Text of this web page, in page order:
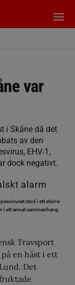
var
i Skåne då det
av den
EHV-1,
dock negativt.
stod i ett större
ett annat sammanhang.
Travsport
en häst i ett
Det